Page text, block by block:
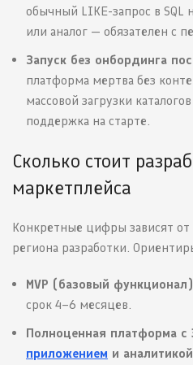
обычный LIKE-запрос в SQL
или аналог — обязателен с
Запуск без онбординга
платформа мертва без
массовой загрузки
поддержка на старте.
Сколько стоит
маркетплейса
Конкретные цифры зависят от
региона разработки.
MVP (базовый
срок 4–6 месяцев.
Полноценная платформа с
приложением и